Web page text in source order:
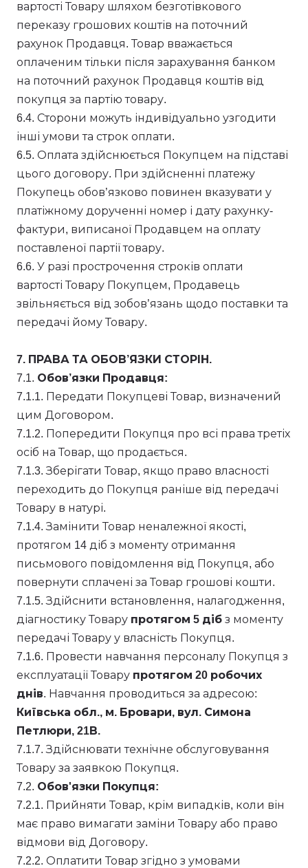
вартості Товару шляхом безготівкового
переказу грошових коштів на поточний
рахунок Продавця. Товар вважається
оплаченим тільки після зарахування банком
на поточний рахунок Продавця коштів від
покупця за партію товару.
6.4. Сторони можуть індивідуально узгодити
інші умови та строк оплати.
6.5. Оплата здійснюється Покупцем на підставі
цього договору. При здійсненні платежу
Покупець обов’язково повинен вказувати у
платіжному дорученні номер і дату рахунку-
фактури, виписаної Продавцем на оплату
поставленої партії товару.
6.6. У разі прострочення строків оплати
вартості Товару Покупцем, Продавець
звільняється від зобов’язань щодо поставки та
передачі йому Товару.
7. ПРАВА ТА ОБОВ’ЯЗКИ СТОРІН.
7.1. Обов’язки Продавця:
7.1.1. Передати Покупцеві Товар, визначений
цим Договором.
7.1.2. Попередити Покупця про всі права третіх
осіб на Товар, що продається.
7.1.3. Зберігати Товар, якщо право власності
переходить до Покупця раніше від передачі
Товару в натурі.
7.1.4. Замінити Товар неналежної якості,
протягом 14 діб з моменту отримання
письмового повідомлення від Покупця, або
повернути сплачені за Товар грошові кошти.
7.1.5. Здійснити встановлення, налагодження,
діагностику Товару протягом 5 діб з моменту
передачі Товару у власність Покупця.
7.1.6. Провести навчання персоналу Покупця з
експлуатації Товару протягом 20 робочих
днів. Навчання проводиться за адресою:
Київська обл., м. Бровари, вул. Симона
Петлюри, 21В.
7.1.7. Здійснювати технічне обслуговування
Товару за заявкою Покупця.
7.2. Обов'язки Покупця:
7.2.1. Прийняти Товар, крім випадків, коли він
має право вимагати заміни Товару або право
відмови від Договору.
7.2.2. Оплатити Товар згідно з умовами